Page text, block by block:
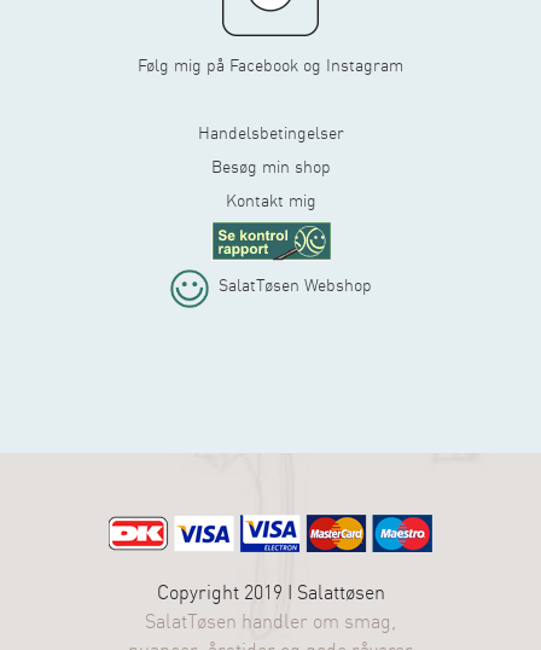
Følg mig på Facebook og Instagram
Handelsbetingelser
Besøg min shop
Kontakt mig
SalatTøsen Webshop
Copyright 2019 I Salattøsen
SalatTøsen handler om smag,